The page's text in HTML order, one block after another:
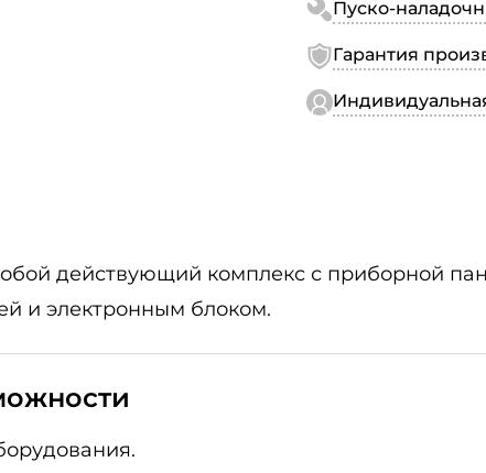
Пуско-
Гарантия
действующий комплекс с приборной
и электронным блоком.